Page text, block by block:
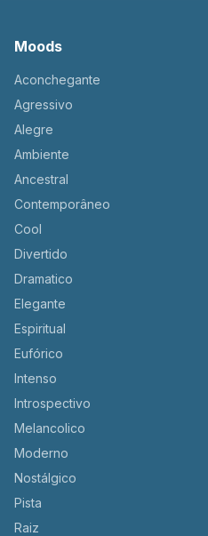
Moods
Aconchegante
Agressivo
Alegre
Ambiente
Ancestral
Contemporâneo
Cool
Divertido
Dramatico
Elegante
Espiritual
Eufórico
Intenso
Introspectivo
Melancolico
Moderno
Nostálgico
Pista
Raiz